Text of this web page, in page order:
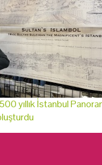
yıllık İstanbul